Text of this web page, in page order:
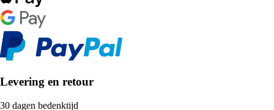
Levering en retour
30 dagen bedenktijd